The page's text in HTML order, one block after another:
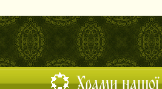
Храми нашої